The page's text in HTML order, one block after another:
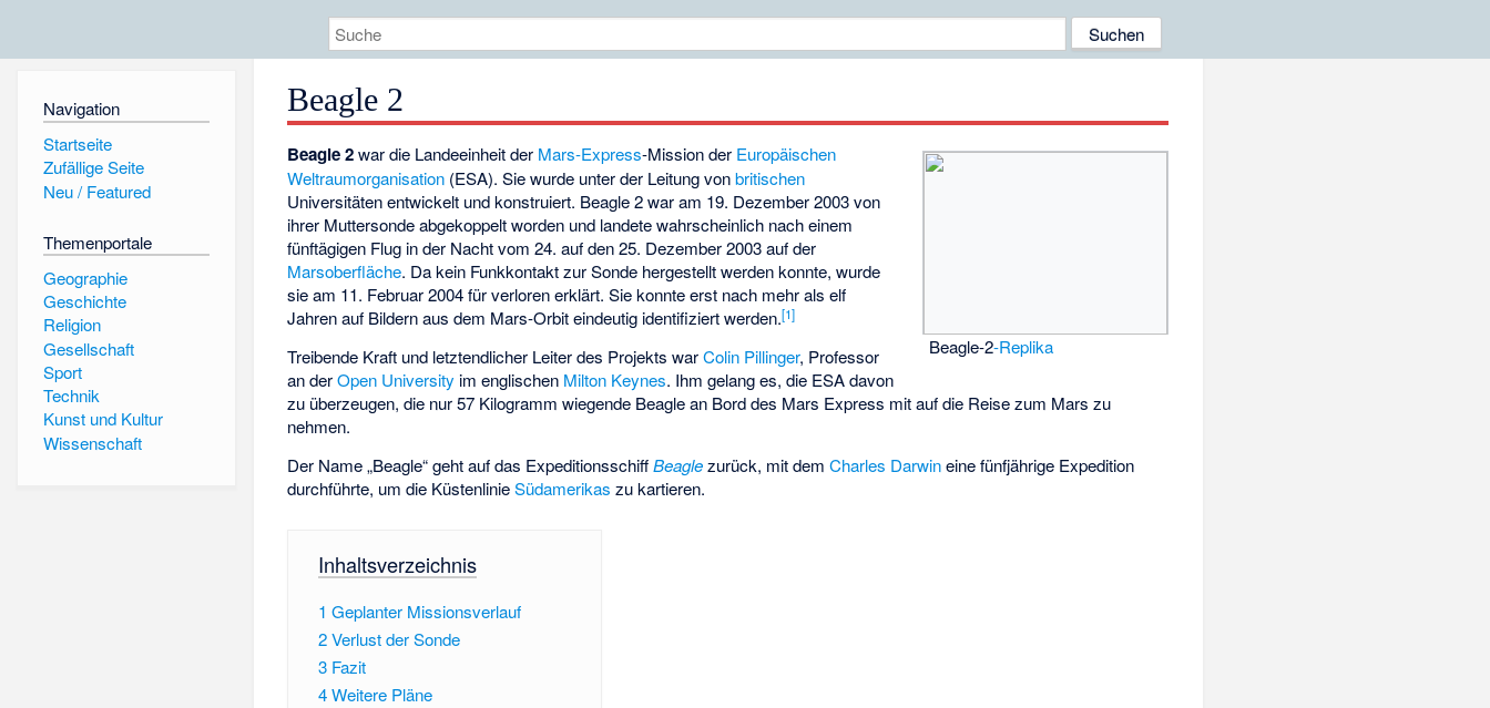
Navigation
Startseite
Zufällige Seite
Neu / Featured
Themenportale
Geographie
Geschichte
Religion
Gesellschaft
Sport
Technik
Kunst und Kultur
Wissenschaft
Beagle 2
Beagle-2-Replika
Beagle 2war die Landeeinheit der Mars-Express-Mission der Europäischen
Weltraumorganisation (ESA). Sie wurde unter der Leitung vonbritischen
Universitäten entwickelt und konstruiert. Beagle 2 war am 19. Dezember 2003 von
ihrer Muttersonde abgekoppelt worden und landete wahrscheinlich nach einem
fünftägigen Flug in der Nacht vom 24. auf den 25. Dezember 2003 auf der
Marsoberfläche. Da kein Funkkontakt zur Sonde hergestellt werden konnte, wurde
sie am 11. Februar 2004 für verloren erklärt. Sie konnte erst nach mehr als elf
Jahren auf Bildern aus dem Mars-Orbit eindeutig identifiziert werden.[1]
Treibende Kraft und letztendlicher Leiter des Projekts warColin Pillinger, Professor
an derOpen University im englischen Milton Keynes. Ihm gelang es, die ESA davon
zu überzeugen, die nur 57 Kilogramm wiegende Beagle an Bord des Mars Express mit auf die Reise zum Mars zu
nehmen.
Der Name „Beagle“ geht auf das ExpeditionsschiffBeaglezurück, mit demCharles Darwineine fünfjährige Expedition
durchführte, um die KüstenlinieSüdamerikas zu kartieren.
Inhaltsverzeichnis
1 Geplanter Missionsverlauf
2Verlust der Sonde
3 Fazit
4Weitere Pläne